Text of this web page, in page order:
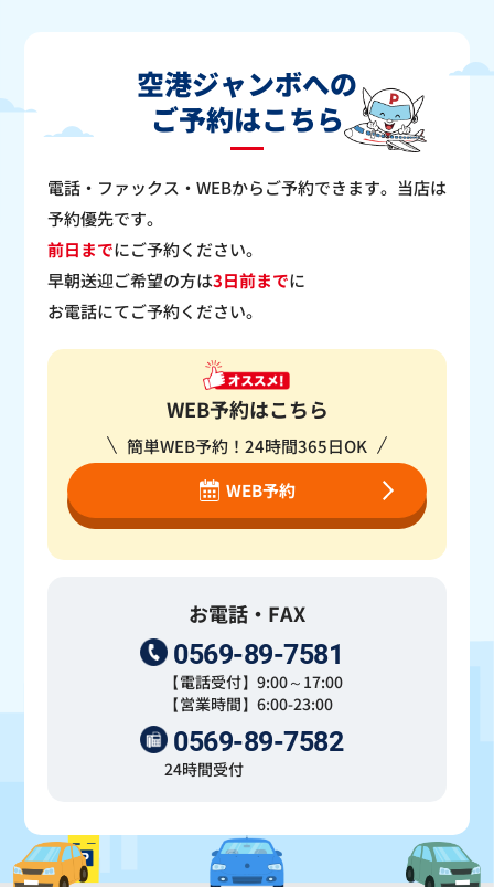
空港ジャンボへの
ご予約はこちら
電話・ファックス・WEBからご予約できます。当店は
予約優先です。
前日までにご予約ください。
早朝送迎ご希望の方は3日前までに
お電話にてご予約ください。
WEB予約はこちら
簡単WEB予約！24時間365日OK
WEB予約
お電話・FAX
0569-89-7581
【電話受付】9:00～17:00
【営業時間】6:00-23:00
0569-89-7582
24時間受付